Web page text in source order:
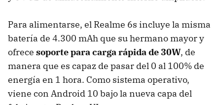
Para alimentarse, el Realme 6s incluye la misma
batería de 4.300 mAh que su hermano mayor y
ofrece soporte para carga rápida de 30W, de
manera que es capaz de pasar del 0 al 100% de
energía en 1 hora. Como sistema operativo,
viene con Android 10 bajo la nueva capa del